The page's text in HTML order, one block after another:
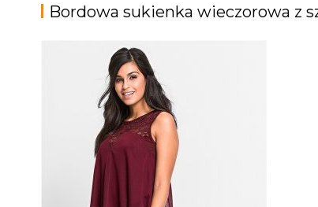
Bordowa sukienka wieczorowa z